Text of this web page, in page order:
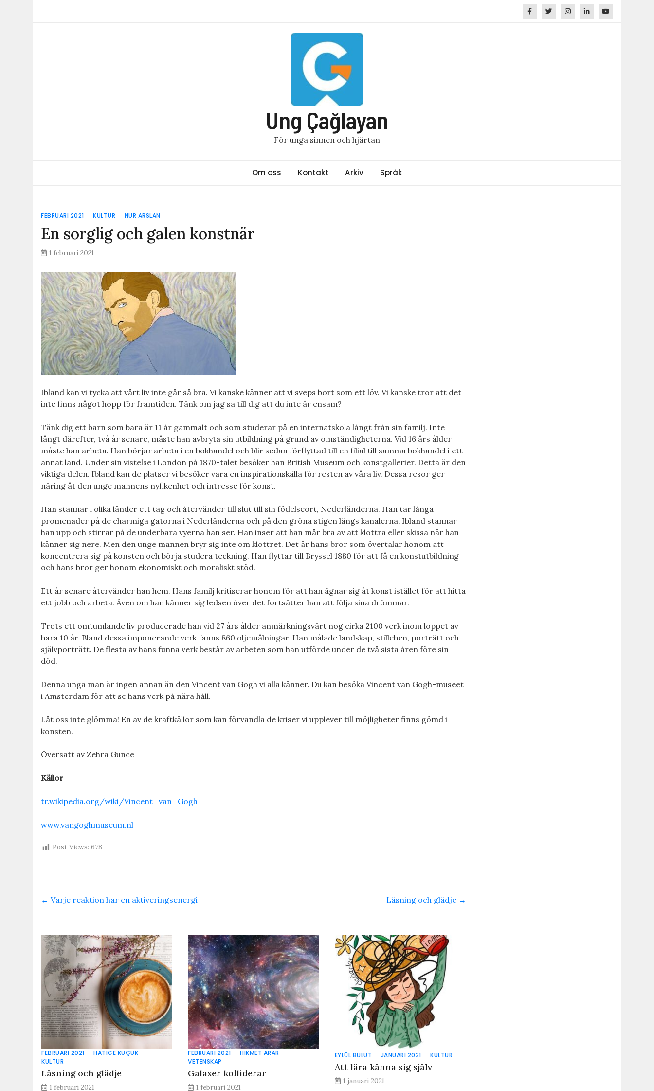
Ung Çağlayan
För unga sinnen och hjärtan
Om oss Kontakt Arkiv Språk
FEBRUARI 2021 KULTUR NUR ARSLAN
En sorglig och galen konstnär
1 februari 2021
Ibland kan vi tycka att vårt liv inte går så bra. Vi kanske känner att vi sveps bort som ett löv. Vi kanske tror att det
inte finns något hopp för framtiden. Tänk om jag sa till dig att du inte är ensam?
Tänk dig ett barn som bara är 11 år gammalt och som studerar på en internatskola långt från sin familj. Inte
långt därefter, två år senare, måste han avbryta sin utbildning på grund av omständigheterna. Vid 16 års ålder
måste han arbeta. Han börjar arbeta i en bokhandel och blir sedan förflyttad till en filial till samma bokhandel i ett
annat land. Under sin vistelse i London på 1870-talet besöker han British Museum och konstgallerier. Detta är den
viktiga delen. Ibland kan de platser vi besöker vara en inspirationskälla för resten av våra liv. Dessa resor ger
näring åt den unge mannens nyfikenhet och intresse för konst.
Han stannar i olika länder ett tag och återvänder till slut till sin födelseort, Nederländerna. Han tar långa
promenader på de charmiga gatorna i Nederländerna och på den gröna stigen längs kanalerna. Ibland stannar
han upp och stirrar på de underbara vyerna han ser. Han inser att han mår bra av att klottra eller skissa när han
känner sig nere. Men den unge mannen bryr sig inte om klottret. Det är hans bror som övertalar honom att
koncentrera sig på konsten och börja studera teckning. Han flyttar till Bryssel 1880 för att få en konstutbildning
och hans bror ger honom ekonomiskt och moraliskt stöd.
Ett år senare återvänder han hem. Hans familj kritiserar honom för att han ägnar sig åt konst istället för att hitta
ett jobb och arbeta. Även om han känner sig ledsen över det fortsätter han att följa sina drömmar.
Trots ett omtumlande liv producerade han vid 27 års ålder anmärkningsvärt nog cirka 2100 verk inom loppet av
bara 10 år. Bland dessa imponerande verk fanns 860 oljemålningar. Han målade landskap, stilleben, porträtt och
självporträtt. De flesta av hans funna verk består av arbeten som han utförde under de två sista åren före sin
död.
Denna unga man är ingen annan än den Vincent van Gogh vi alla känner. Du kan besöka Vincent van Gogh-museet
i Amsterdam för att se hans verk på nära håll.
Låt oss inte glömma! En av de kraftkällor som kan förvandla de kriser vi upplever till möjligheter finns gömd i
konsten.
Översatt av Zehra Günce
Källor
tr.wikipedia.org/wiki/Vincent_van_Gogh
www.vangoghmuseum.nl
Post Views: 678
← Varje reaktion har en aktiveringsenergi Läsning och glädje →
FEBRUARI 2021
HATICE KÜÇÜK
KULTUR
Läsning och glädje
1 februari 2021
FEBRUARI 2021
HIKMET ARAR
VETENSKAP
Galaxer kolliderar
1 februari 2021
EYLÜL BULUT JANUARI 2021 KULTUR
Att lära känna sig själv
1 januari 2021